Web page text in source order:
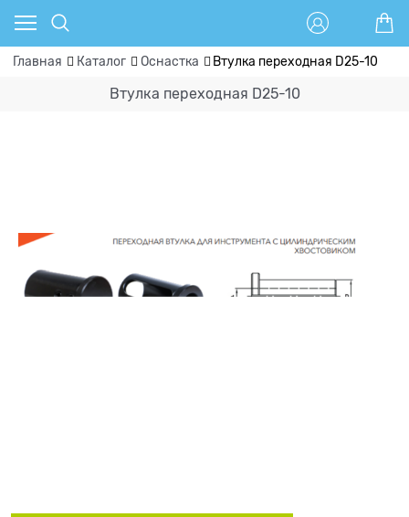
Главная Каталог Оснастка Втулка переходная D25-10
Втулка переходная D25-10